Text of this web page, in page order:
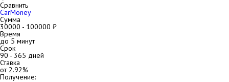
Сравнить
CarMoney
Сумма
30000 - 100000 ₽
Время
до 5 минут
Срок
90 - 365 дней
Ставка
от2.92%
Получение: